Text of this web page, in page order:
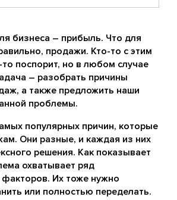
бизнеса – прибыль. Что для
продажи. Кто-то с этим
то поспорит, но в любом случае
– разобрать причины
а также предложить наши
проблемы.
популярных причин, которые
Они разные, и каждая из них
решения. Как показывает
охватывает ряд
Их тоже нужно
или полностью переделать.